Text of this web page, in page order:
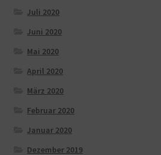
Juli 2020
Juni 2020
Mai 2020
April 2020
März 2020
Februar 2020
Januar 2020
Dezember 2019